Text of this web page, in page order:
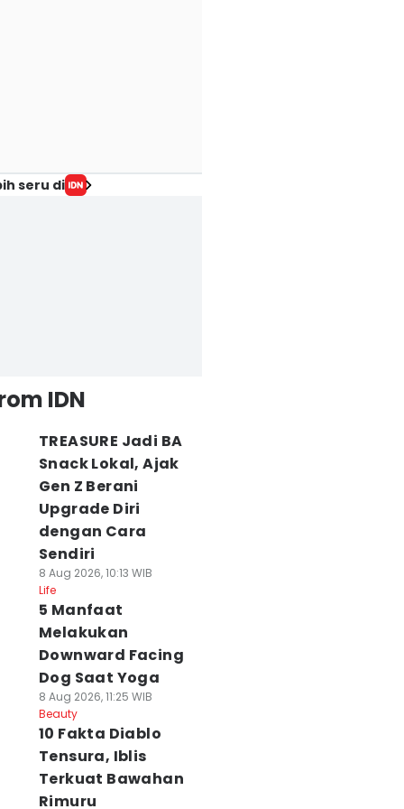
seru di
IDN
TREASURE Jadi BA
Snack Lokal, Ajak
Gen Z Berani
Upgrade Diri
dengan Cara
Sendiri
8 Aug 2026, 10:13 WIB
Life
5 Manfaat
Melakukan
Downward Facing
Dog Saat Yoga
8 Aug 2026, 11:25 WIB
Beauty
10 Fakta Diablo
Tensura, Iblis
Terkuat Bawahan
Rimuru